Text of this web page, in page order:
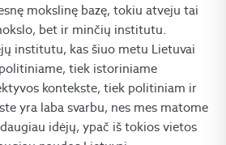
mokslinę bazę, tokiu atveju tai
bet ir minčių institutu.
institutu, kas šiuo metu Lietuvai
tiek istoriniame
kontekste, tiek politiniam ir
yra laba svarbu, nes mes matome
idėjų, ypač iš tokios vietos